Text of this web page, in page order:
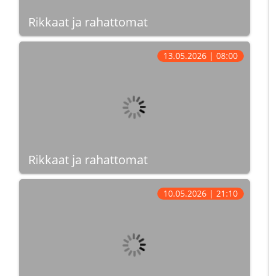
Rikkaat ja rahattomat
Rikkaat ja rahattomat
13.05.2026 | 08:00
10.05.2026 | 21:10